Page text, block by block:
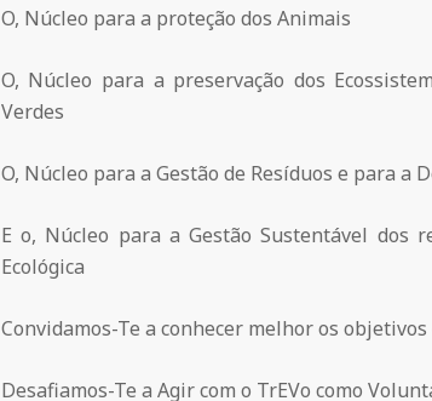
O, Núcleo para a proteção dos Animais
O, Núcleo para a preservação dos
Verdes
O, Núcleo para a Gestão de Resíduos e para a
E o, Núcleo para a Gestão Sustentável dos
Ecológica
Convidamos-Te a conhecer melhor os
Desafiamos-Te a Agir com o TrEVo como